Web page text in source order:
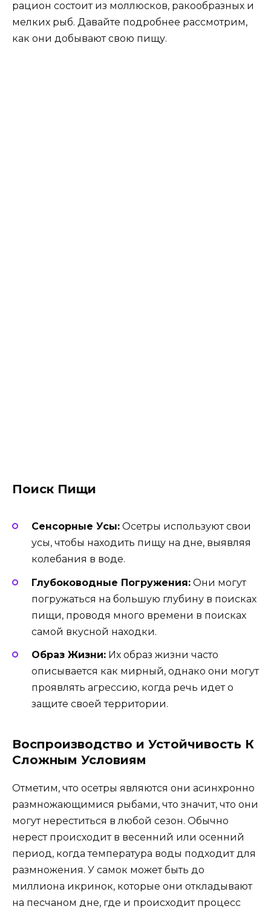
рацион состоит из моллюсков, ракообразных и
мелких рыб. Давайте подробнее рассмотрим,
как они добывают свою пищу.
Поиск Пищи
Сенсорные Усы: Осетры используют свои
усы, чтобы находить пищу на дне, выявляя
колебания в воде.
Глубоководные Погружения: Они могут
погружаться на большую глубину в поисках
пищи, проводя много времени в поисках
самой вкусной находки.
Образ Жизни: Их образ жизни часто
описывается как мирный, однако они могут
проявлять агрессию, когда речь идет о
защите своей территории.
Воспроизводство и Устойчивость К
Сложным Условиям
Отметим, что осетры являются они асинхронно
размножающимися рыбами, что значит, что они
могут нереститься в любой сезон. Обычно
нерест происходит в весенний или осенний
период, когда температура воды подходит для
размножения. У самок может быть до
миллиона икринок, которые они откладывают
на песчаном дне, где и происходит процесс